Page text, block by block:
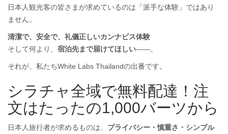
日本人観光客の皆さまが求めているのは「派手な体験」ではあり
ません。
清潔で、安全で、礼儀正しいカンナビス体験
そして何より、 宿泊先まで届けてほしい——。
それが、私たちWhite Labs Thailandの出番です。
シラチャ全域で無料配達！注
文はたったの1,000バーツから
日本人旅行者が求めるものは、 プライバシー・慎重さ・シンプル